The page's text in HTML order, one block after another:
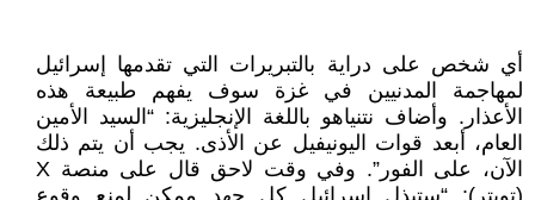
أي شخص على دراية بالتبريرات التي تقدمها إسرائيل
لمهاجمة المدنيين في غزة سوف يفهم طبيعة هذه
الأعذار. وأضاف نتنياهو باللغة الإنجليزية: “السيد الأمين
العام، أبعد قوات اليونيفيل عن الأذى. يجب أن يتم ذلك
الآن، على الفور”. وفي وقت لاحق قال على منصة X